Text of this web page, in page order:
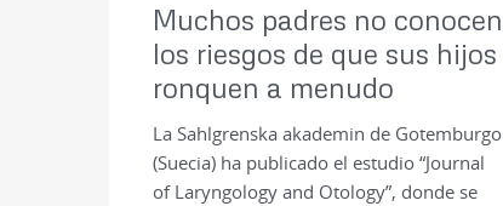
Muchos padres no conocen
los riesgos de que sus hijos
ronquen a menudo
La Sahlgrenska akademin de Gotemburgo
(Suecia) ha publicado el estudio “Journal
of Laryngology and Otology”, donde se